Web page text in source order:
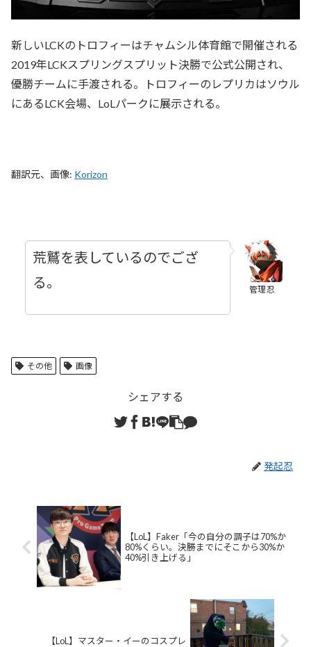
新しいLCKのトロフィーはチャムシル体育館で開催される
2019年LCKスプリングスプリット決勝で公式公開され、
優勝チームに手渡される。トロフィーのレプリカはソウル
にあるLCK会場、LoLパークに展示される。
翻訳元、画像: Korizon
管理忍
荒鷲を表しているのでござ
る。
その他 画像
シェアする
発起忍
【LoL】Faker「今の自分の調子は70%か
80%くらい。決勝までにそこから30%か
40%引き上げる」
【LoL】マスター・イーのコスプレ